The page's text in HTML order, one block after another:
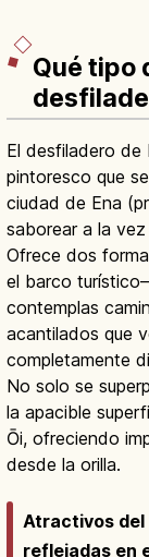
Qué tipo
El desfiladero de
pintoresco que
ciudad de Ena
saborear a la
Ofrece dos
el barco
contemplas
acantilados que
completamente
No solo se
la apacible
Ōi, ofreciendo
desde la orilla.
Atractivos del
reflejadas en